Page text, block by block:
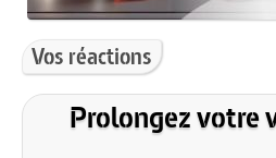
Vos réactions
Prolongez votre